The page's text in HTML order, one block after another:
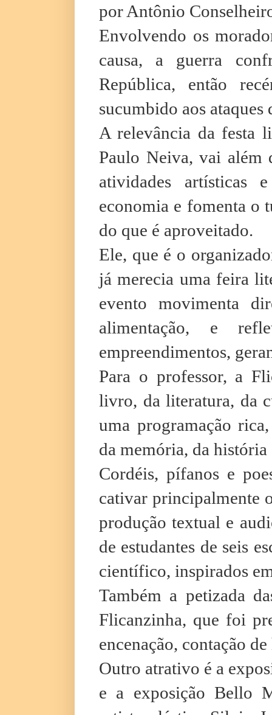
por Antônio
Envolvendo os
causa, a guerra
República, então
sucumbido aos ataques
A relevância da festa
Paulo Neiva, vai além
atividades artísticas
economia e fomenta o
do que é aproveitado.
Ele, que é o
já merecia uma feira
evento movimenta
alimentação, e
empreendimentos,
Para o professor, a
livro, da literatura, da
uma programação
da memória, da
Cordéis, pífanos e
cativar principalmente
produção textual e
de estudantes de seis
científico, inspirados
Também a petizada
Flicanzinha, que foi
encenação, contação
Outro atrativo é a
e a exposição Bello